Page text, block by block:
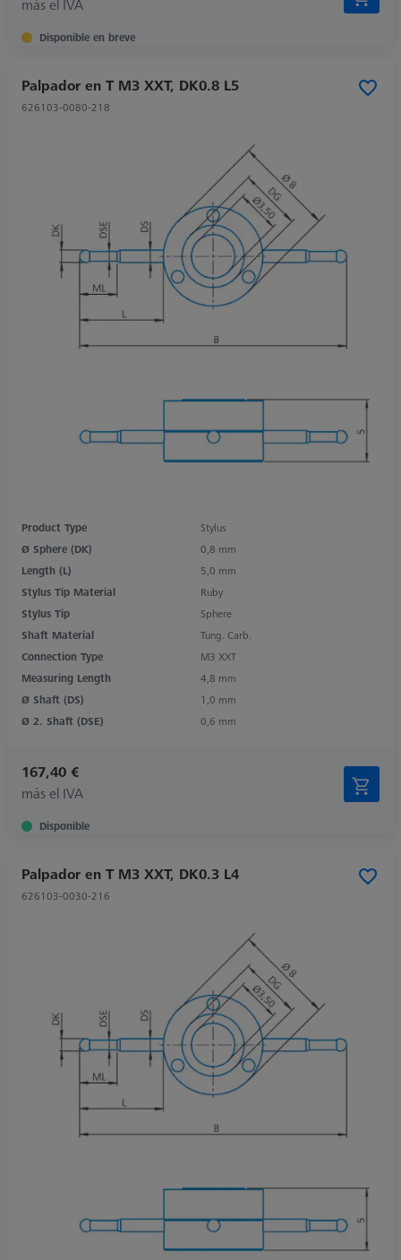
más el IVA
Disponible en breve
Palpador en T M3 XXT, DK0.8 L5
626103-0080-218
Product Type
Stylus
Ø Sphere (DK)
0,8 mm
Length (L)
5,0 mm
Stylus Tip Material
Ruby
Stylus Tip
Sphere
Shaft Material
Tung. Carb.
Connection Type
M3 XXT
Measuring Length
4,8 mm
Ø Shaft (DS)
1,0 mm
Ø 2. Shaft (DSE)
0,6 mm
167,40 €
más el IVA
Disponible
Palpador en T M3 XXT, DK0.3 L4
626103-0030-216